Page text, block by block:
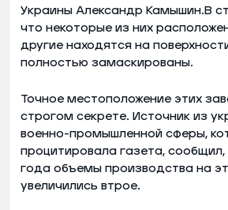
Украины Александр Камышин.В
что некоторые из них
другие находятся на
полностью замаскированы.
Точное местоположение этих
строгом секрете. Источник из
военно-промышленной сферы,
процитировала газета,
года объемы производства на
увеличились втрое.